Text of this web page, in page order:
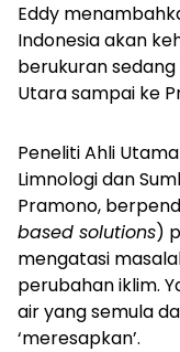
Eddy
Indonesia akan
berukuran
Utara sampai ke
Peneliti Ahli
Limnologi dan
Pramono,
based solutions)
mengatasi
perubahan iklim.
air yang semula
‘meresapkan’.